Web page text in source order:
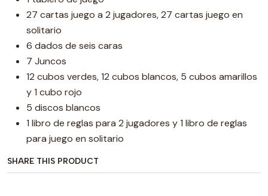
27 cartas juego a 2 jugadores, 27 cartas juego en
solitario
6 dados de seis caras
7 Juncos
12 cubos verdes, 12 cubos blancos, 5 cubos amarillos
y 1 cubo rojo
5 discos blancos
1 libro de reglas para 2 jugadores y 1 libro de reglas
para juego en solitario
SHARE THIS PRODUCT